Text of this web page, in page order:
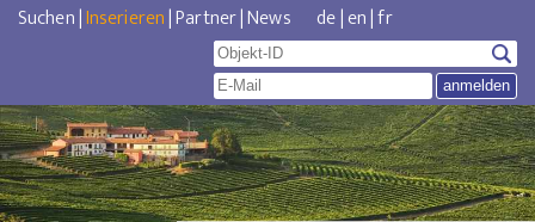
Suchen|Inserieren|Partner|News de|en|fr